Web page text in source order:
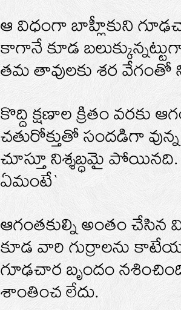
ఆ విధంగా బాహ్లీకుని
కాగానే కూడ
తమ తావులకు శర
కొద్ది క్షణాల క్రితం వరకు
చతురోక్తుతో సందడిగా
చూస్తూ నిశ్శబ్ధమై
ఏమంటే`
ఆగంతకుల్ని అంతం
కూడ వారి గుర్రాలను
గూఢచార బృందం
శాంతించ లేదు.